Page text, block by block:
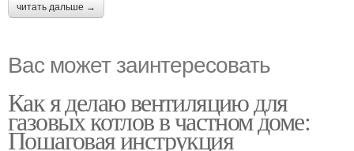
читать дальше →
Вас может заинтересовать
Как я делаю вентиляцию для
газовых котлов в частном доме:
Пошаговая инструкция